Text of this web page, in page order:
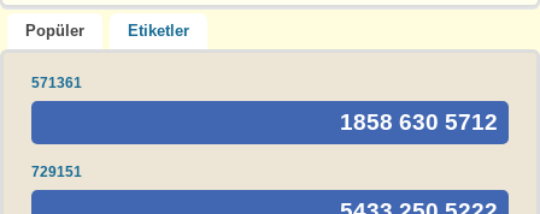
Popüler Etiketler
571361
1858 630 5712
729151